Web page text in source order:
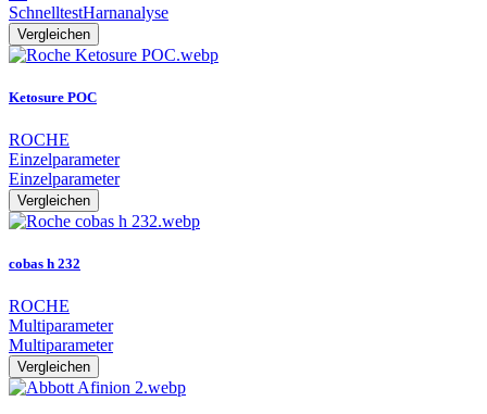
SchnelltestHarnanalyse
Vergleichen
Ketosure POC
ROCHE
Einzelparameter
Einzelparameter
Vergleichen
cobas h 232
ROCHE
Multiparameter
Multiparameter
Vergleichen